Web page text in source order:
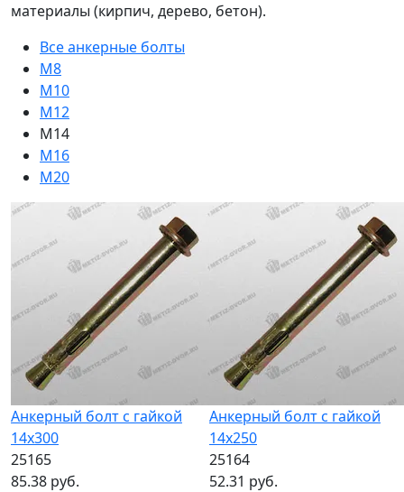
материалы (кирпич, дерево, бетон).
Все анкерные болты
М8
М10
М12
M14
М16
М20
Анкерный болт с гайкой
14x300
25165
85.38 руб.
Анкерный болт с гайкой
14x250
25164
52.31 руб.